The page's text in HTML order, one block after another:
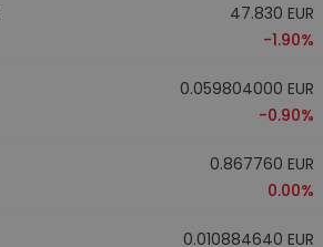
47.830 EUR
-1.90%
0.059804000 EUR
-0.90%
0.867760 EUR
0.00%
0.010884640 EUR